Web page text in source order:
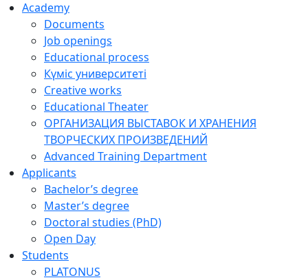
Academy
Documents
Job openings
Educational process
Күміс университеті
Creative works
Educational Theater
ОРГАНИЗАЦИЯ ВЫСТАВОК И ХРАНЕНИЯ
ТВОРЧЕСКИХ ПРОИЗВЕДЕНИЙ
Advanced Training Department
Applicants
Bachelor’s degree
Master’s degree
Doctoral studies (PhD)
Open Day
Students
PLATONUS